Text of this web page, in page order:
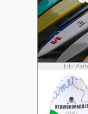
Info